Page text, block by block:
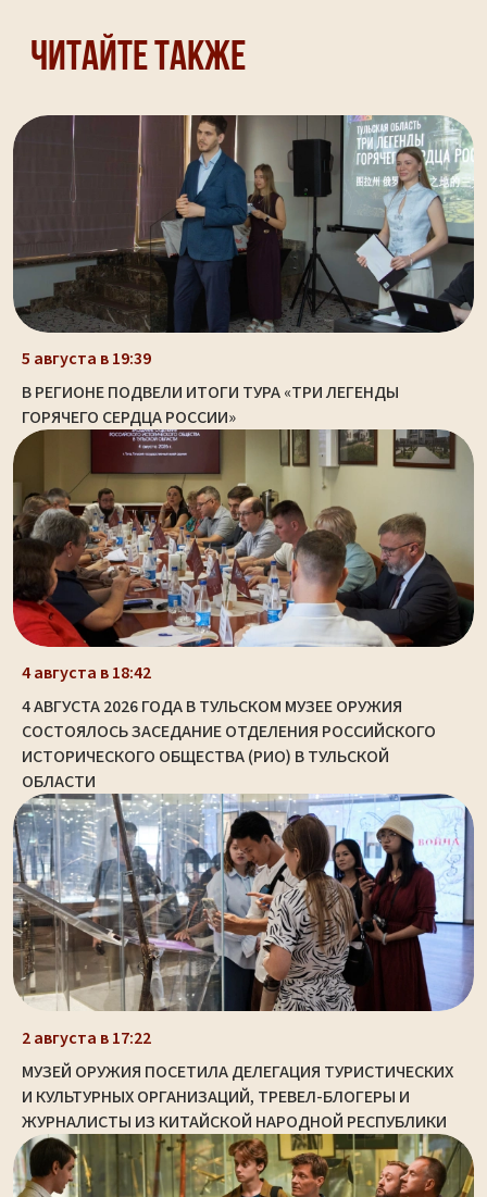
Читайте также
5 августа в 19:39
В РЕГИОНЕ ПОДВЕЛИ ИТОГИ ТУРА «ТРИ ЛЕГЕНДЫ
ГОРЯЧЕГО СЕРДЦА РОССИИ»
4 августа в 18:42
4 АВГУСТА 2026 ГОДА В ТУЛЬСКОМ МУЗЕЕ ОРУЖИЯ
СОСТОЯЛОСЬ ЗАСЕДАНИЕ ОТДЕЛЕНИЯ РОССИЙСКОГО
ИСТОРИЧЕСКОГО ОБЩЕСТВА (РИО) В ТУЛЬСКОЙ
ОБЛАСТИ
2 августа в 17:22
МУЗЕЙ ОРУЖИЯ ПОСЕТИЛА ДЕЛЕГАЦИЯ ТУРИСТИЧЕСКИХ
И КУЛЬТУРНЫХ ОРГАНИЗАЦИЙ, ТРЕВЕЛ-БЛОГЕРЫ И
ЖУРНАЛИСТЫ ИЗ КИТАЙСКОЙ НАРОДНОЙ РЕСПУБЛИКИ